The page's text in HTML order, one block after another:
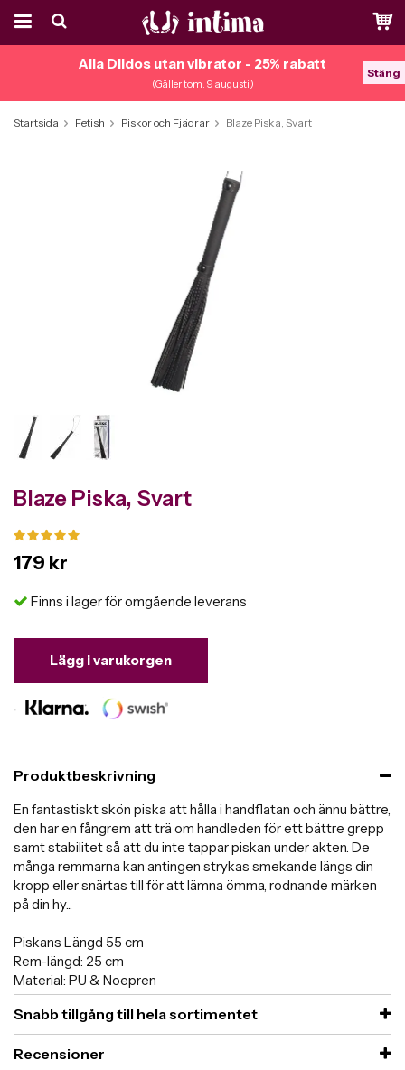
Alla Dildos utan vibrator - 25% rabatt
(Gäller tom. 9 augusti)
Stäng
Startsida Fetish Piskor och Fjädrar Blaze Piska, Svart
Blaze Piska, Svart
179 kr
Finns i lager för omgående leverans
Lägg i varukorgen
Produktbeskrivning
En fantastiskt skön piska att hålla i handflatan och ännu bättre,
den har en fångrem att trä om handleden för ett bättre grepp
samt stabilitet så att du inte tappar piskan under akten. De
många remmarna kan antingen strykas smekande längs din
kropp eller snärtas till för att lämna ömma, rodnande märken
på din hy...
Piskans Längd 55 cm
Rem-längd: 25 cm
Material: PU & Noepren
Snabb tillgång till hela sortimentet
Recensioner